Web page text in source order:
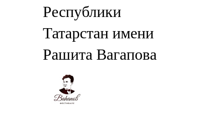
Республики
Татарстан имени
Рашита Вагапова